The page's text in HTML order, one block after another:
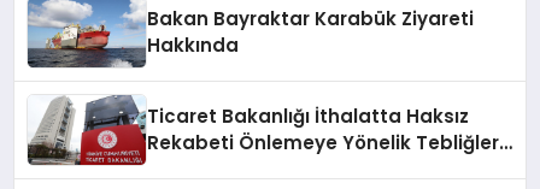
Bakan Bayraktar Karabük Ziyareti
Hakkında
Ticaret Bakanlığı İthalatta Haksız
Rekabeti Önlemeye Yönelik Tebliğleri